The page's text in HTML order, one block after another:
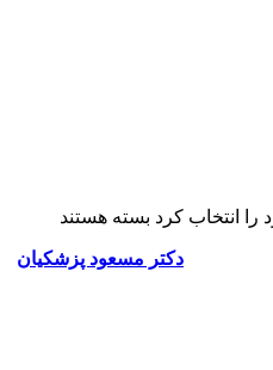
انتخاب کرد بسته هستند
دکتر مسعود پزشکیان